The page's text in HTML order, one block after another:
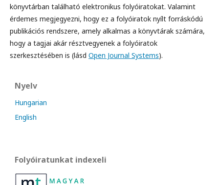
könyvtárban található elektronikus folyóiratokat. Valamint
érdemes megjegyezni, hogy ez a folyóiratok nyílt forráskódú
publikációs rendszere, amely alkalmas a könyvtárak számára,
hogy a tagjai akár résztvegyenek a folyóiratok
szerkesztésében is (lásd Open Journal Systems).
Nyelv
Hungarian
English
Folyóiratunkat indexeli